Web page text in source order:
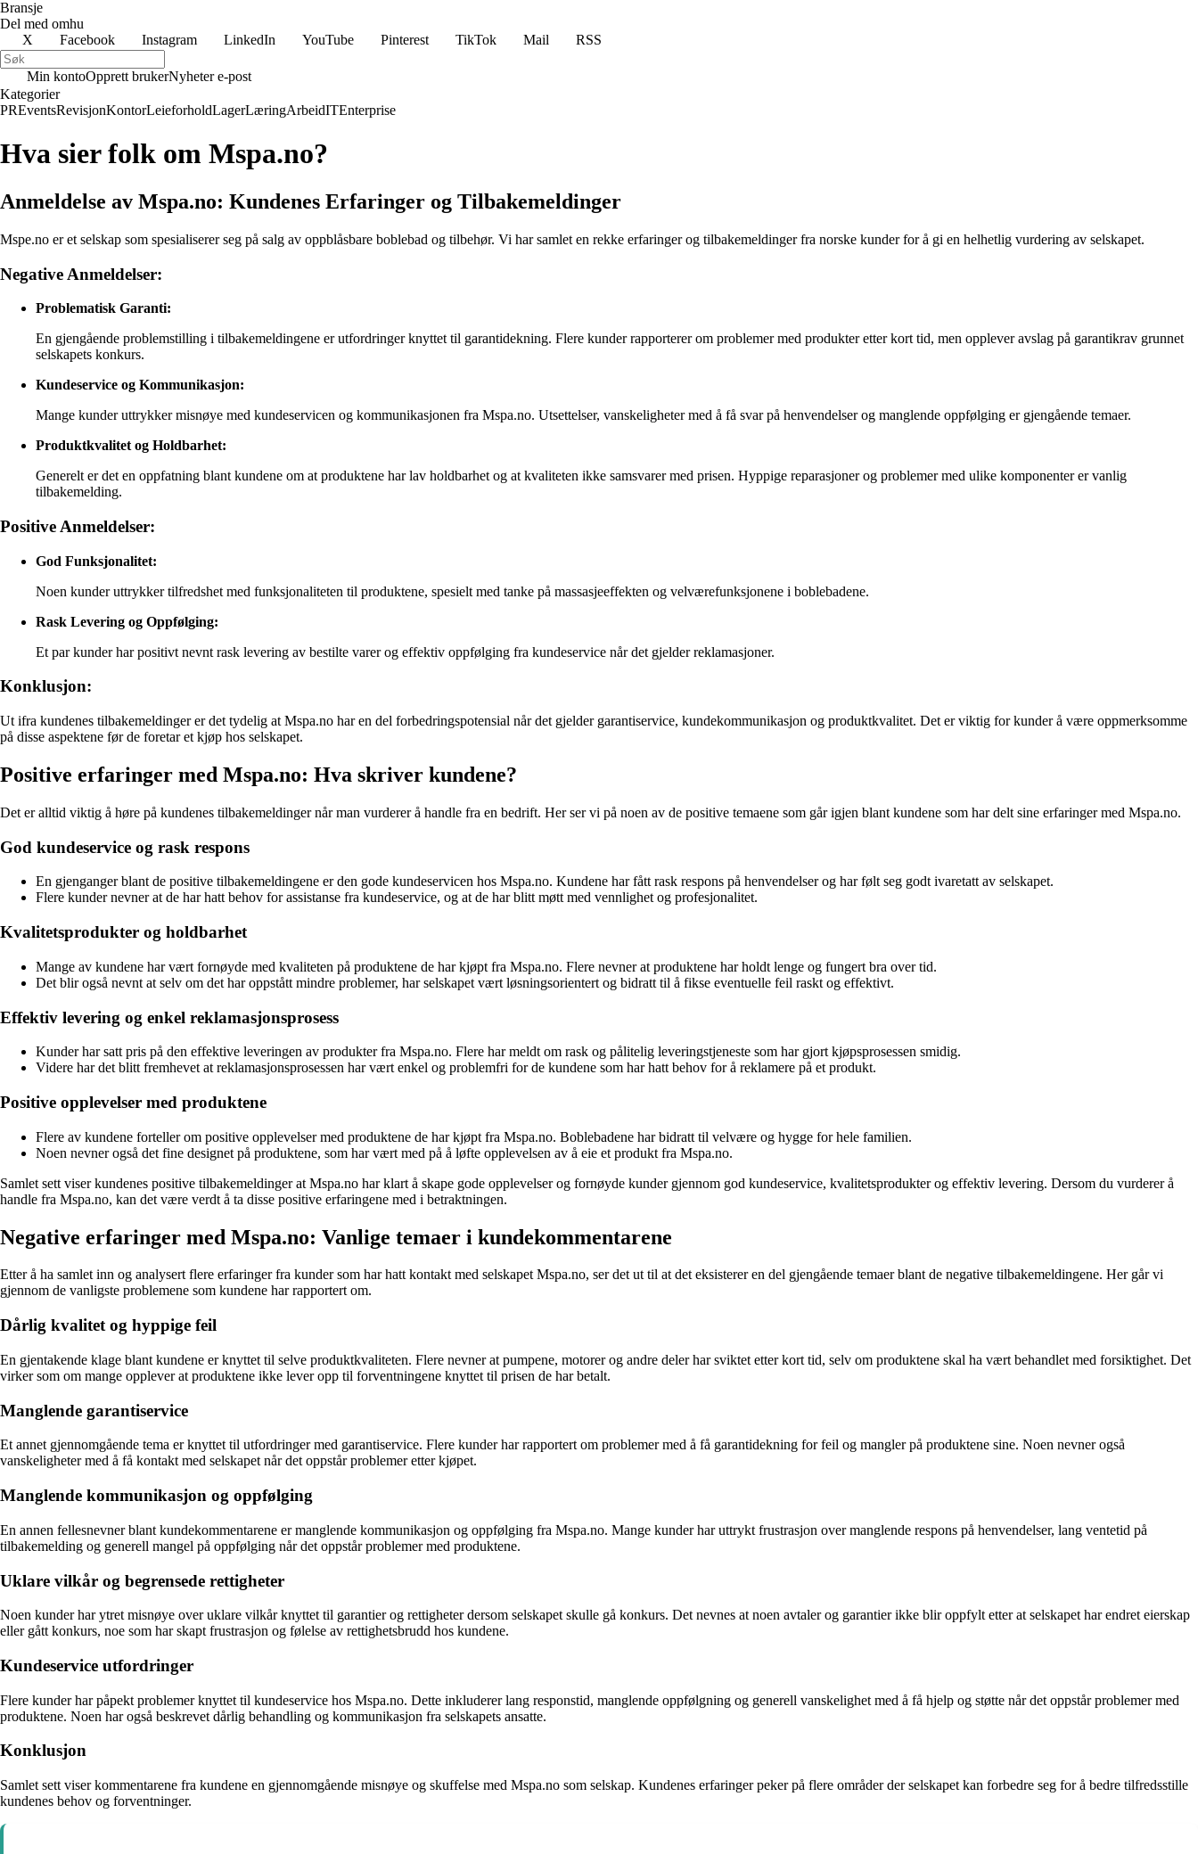
Bransje
Del med omhu
X
Facebook Instagram LinkedIn YouTube Pinterest TikTok Mail RSS
Min kontoOpprett brukerNyheter e-post
Kategorier
PREventsRevisjonKontorLeieforholdLagerLæringArbeidITEnterprise
Hva sier folk om Mspa.no?
Anmeldelse av Mspa.no: Kundenes Erfaringer og Tilbakemeldinger
Mspe.no er et selskap som spesialiserer seg på salg av oppblåsbare boblebad og tilbehør. Vi har samlet en rekke erfaringer og tilbakemeldinger fra norske kunder for å gi en helhetlig vurdering av selskapet.
Negative Anmeldelser:
Problematisk Garanti:
En gjengående problemstilling i tilbakemeldingene er utfordringer knyttet til garantidekning. Flere kunder rapporterer om problemer med produkter etter kort tid, men opplever avslag på garantikrav grunnet
selskapets konkurs.
Kundeservice og Kommunikasjon:
Mange kunder uttrykker misnøye med kundeservicen og kommunikasjonen fra Mspa.no. Utsettelser, vanskeligheter med å få svar på henvendelser og manglende oppfølging er gjengående temaer.
Produktkvalitet og Holdbarhet:
Generelt er det en oppfatning blant kundene om at produktene har lav holdbarhet og at kvaliteten ikke samsvarer med prisen. Hyppige reparasjoner og problemer med ulike komponenter er vanlig
tilbakemelding.
Positive Anmeldelser:
God Funksjonalitet:
Noen kunder uttrykker tilfredshet med funksjonaliteten til produktene, spesielt med tanke på massasjeeffekten og velværefunksjonene i boblebadene.
Rask Levering og Oppfølging:
Et par kunder har positivt nevnt rask levering av bestilte varer og effektiv oppfølging fra kundeservice når det gjelder reklamasjoner.
Konklusjon:
Ut ifra kundenes tilbakemeldinger er det tydelig at Mspa.no har en del forbedringspotensial når det gjelder garantiservice, kundekommunikasjon og produktkvalitet. Det er viktig for kunder å være oppmerksomme
på disse aspektene før de foretar et kjøp hos selskapet.
Positive erfaringer med Mspa.no: Hva skriver kundene?
Det er alltid viktig å høre på kundenes tilbakemeldinger når man vurderer å handle fra en bedrift. Her ser vi på noen av de positive temaene som går igjen blant kundene som har delt sine erfaringer med Mspa.no.
God kundeservice og rask respons
En gjenganger blant de positive tilbakemeldingene er den gode kundeservicen hos Mspa.no. Kundene har fått rask respons på henvendelser og har følt seg godt ivaretatt av selskapet.
Flere kunder nevner at de har hatt behov for assistanse fra kundeservice, og at de har blitt møtt med vennlighet og profesjonalitet.
Kvalitetsprodukter og holdbarhet
Mange av kundene har vært fornøyde med kvaliteten på produktene de har kjøpt fra Mspa.no. Flere nevner at produktene har holdt lenge og fungert bra over tid.
Det blir også nevnt at selv om det har oppstått mindre problemer, har selskapet vært løsningsorientert og bidratt til å fikse eventuelle feil raskt og effektivt.
Effektiv levering og enkel reklamasjonsprosess
Kunder har satt pris på den effektive leveringen av produkter fra Mspa.no. Flere har meldt om rask og pålitelig leveringstjeneste som har gjort kjøpsprosessen smidig.
Videre har det blitt fremhevet at reklamasjonsprosessen har vært enkel og problemfri for de kundene som har hatt behov for å reklamere på et produkt.
Positive opplevelser med produktene
Flere av kundene forteller om positive opplevelser med produktene de har kjøpt fra Mspa.no. Boblebadene har bidratt til velvære og hygge for hele familien.
Noen nevner også det fine designet på produktene, som har vært med på å løfte opplevelsen av å eie et produkt fra Mspa.no.
Samlet sett viser kundenes positive tilbakemeldinger at Mspa.no har klart å skape gode opplevelser og fornøyde kunder gjennom god kundeservice, kvalitetsprodukter og effektiv levering. Dersom du vurderer å
handle fra Mspa.no, kan det være verdt å ta disse positive erfaringene med i betraktningen.
Negative erfaringer med Mspa.no: Vanlige temaer i kundekommentarene
Etter å ha samlet inn og analysert flere erfaringer fra kunder som har hatt kontakt med selskapet Mspa.no, ser det ut til at det eksisterer en del gjengående temaer blant de negative tilbakemeldingene. Her går vi
gjennom de vanligste problemene som kundene har rapportert om.
Dårlig kvalitet og hyppige feil
En gjentakende klage blant kundene er knyttet til selve produktkvaliteten. Flere nevner at pumpene, motorer og andre deler har sviktet etter kort tid, selv om produktene skal ha vært behandlet med forsiktighet. Det
virker som om mange opplever at produktene ikke lever opp til forventningene knyttet til prisen de har betalt.
Manglende garantiservice
Et annet gjennomgående tema er knyttet til utfordringer med garantiservice. Flere kunder har rapportert om problemer med å få garantidekning for feil og mangler på produktene sine. Noen nevner også
vanskeligheter med å få kontakt med selskapet når det oppstår problemer etter kjøpet.
Manglende kommunikasjon og oppfølging
En annen fellesnevner blant kundekommentarene er manglende kommunikasjon og oppfølging fra Mspa.no. Mange kunder har uttrykt frustrasjon over manglende respons på henvendelser, lang ventetid på
tilbakemelding og generell mangel på oppfølging når det oppstår problemer med produktene.
Uklare vilkår og begrensede rettigheter
Noen kunder har ytret misnøye over uklare vilkår knyttet til garantier og rettigheter dersom selskapet skulle gå konkurs. Det nevnes at noen avtaler og garantier ikke blir oppfylt etter at selskapet har endret eierskap
eller gått konkurs, noe som har skapt frustrasjon og følelse av rettighetsbrudd hos kundene.
Kundeservice utfordringer
Flere kunder har påpekt problemer knyttet til kundeservice hos Mspa.no. Dette inkluderer lang responstid, manglende oppfølgning og generell vanskelighet med å få hjelp og støtte når det oppstår problemer med
produktene. Noen har også beskrevet dårlig behandling og kommunikasjon fra selskapets ansatte.
Konklusjon
Samlet sett viser kommentarene fra kundene en gjennomgående misnøye og skuffelse med Mspa.no som selskap. Kundenes erfaringer peker på flere områder der selskapet kan forbedre seg for å bedre tilfredsstille
kundenes behov og forventninger.